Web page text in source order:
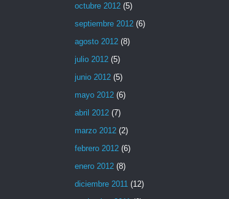
octubre 2012 (5)
septiembre 2012 (6)
agosto 2012 (8)
julio 2012 (5)
junio 2012 (5)
mayo 2012 (6)
abril 2012 (7)
marzo 2012 (2)
febrero 2012 (6)
enero 2012 (8)
diciembre 2011 (12)